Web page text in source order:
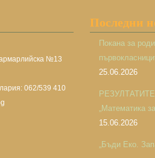
№13
062/539 410
Последни
Покана за
25.06.2026
РЕЗУЛТАТИТЕ
„Математика
15.06.2026
„Бъди Еко.